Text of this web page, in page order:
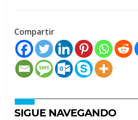
Compartir
SIGUE NAVEGANDO